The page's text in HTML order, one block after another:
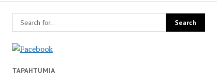
TAPAHTUMIA